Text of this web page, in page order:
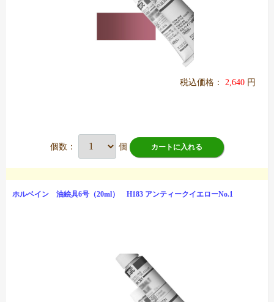
税込価格： 2,640 円
個数： 個 カートに入れる
ホルベイン 油絵具6号（20ml） H183 アンティークイエローNo.1